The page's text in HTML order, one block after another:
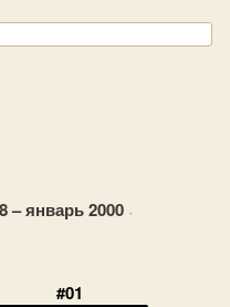
– январь 2000 ·
#01